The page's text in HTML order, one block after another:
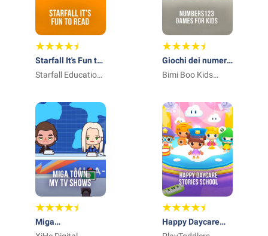
Starfall It's Fun to
Read
Starfall Education
Giochi dei numeri
per bambini
Bimi Boo Kids
for Toddlers FZ-
LLC
Miga
Happy Daycare